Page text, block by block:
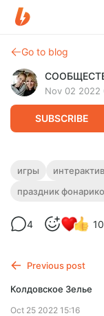
Go to blog
Nov 02 2022
SUBSCRIBE
"Плим" -
в слова и
большее. За
игры
праздник
4 10
Previous post
Колдовское Зелье
Oct 25 2022 15:16